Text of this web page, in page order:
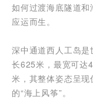
如何过渡海底隧道
应运而生。
深中通道西人工岛是
长625米，最宽可达
米，其整体姿态呈
的“海上风筝”。